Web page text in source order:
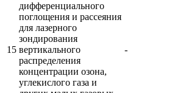
15
дифференциального
поглощения и рассеяния
для лазерного
зондирования
вертикального
распределения
концентрации озона,
углекислого газа и
-